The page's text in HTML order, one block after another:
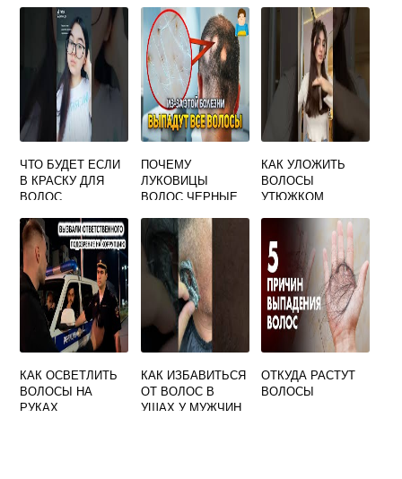
ВОЛОСЫ
ВОЛОСЫ
ЧТО БУДЕТ ЕСЛИ
В КРАСКУ ДЛЯ
ВОЛОС
ПЕРЕКИСЬ
ВОДОРОДА
ПОЧЕМУ
ЛУКОВИЦЫ
ВОЛОС ЧЕРНЫЕ
КАК УЛОЖИТЬ
ВОЛОСЫ
УТЮЖКОМ
КАК ОСВЕТЛИТЬ
ВОЛОСЫ НА
РУКАХ
КАК ИЗБАВИТЬСЯ
ОТ ВОЛОС В
УШАХ У МУЖЧИН
ОТКУДА РАСТУТ
ВОЛОСЫ